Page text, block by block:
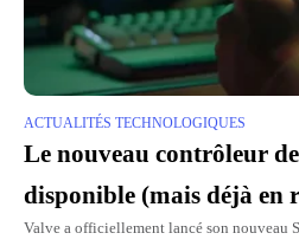
ACTUALITÉS TECHNOLOGIQUES
Le nouveau contrôleur
disponible (mais déjà en
Valve a officiellement lancé son nouveau